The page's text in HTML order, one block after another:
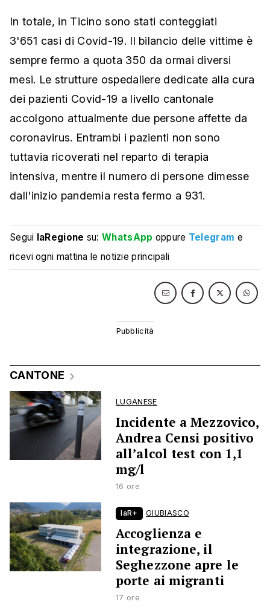
In totale, in Ticino sono stati conteggiati
3'651 casi di Covid-19. Il bilancio delle vittime è
sempre fermo a quota 350 da ormai diversi
mesi. Le strutture ospedaliere dedicate alla cura
dei pazienti Covid-19 a livello cantonale
accolgono attualmente due persone affette da
coronavirus. Entrambi i pazienti non sono
tuttavia ricoverati nel reparto di terapia
intensiva, mentre il numero di persone dimesse
dall'inizio pandemia resta fermo a 931.
Segui laRegione su:WhatsApp oppure Telegram e
ricevi ogni mattina le notizie principali
CANTONE
LUGANESE
Incidente a Mezzovico,
Andrea Censi positivo
all’alcol test con 1,1
mg/l
16 ore
laR+ GIUBIASCO
Accoglienza e
integrazione, il
Seghezzone apre le
porte ai migranti
17 ore